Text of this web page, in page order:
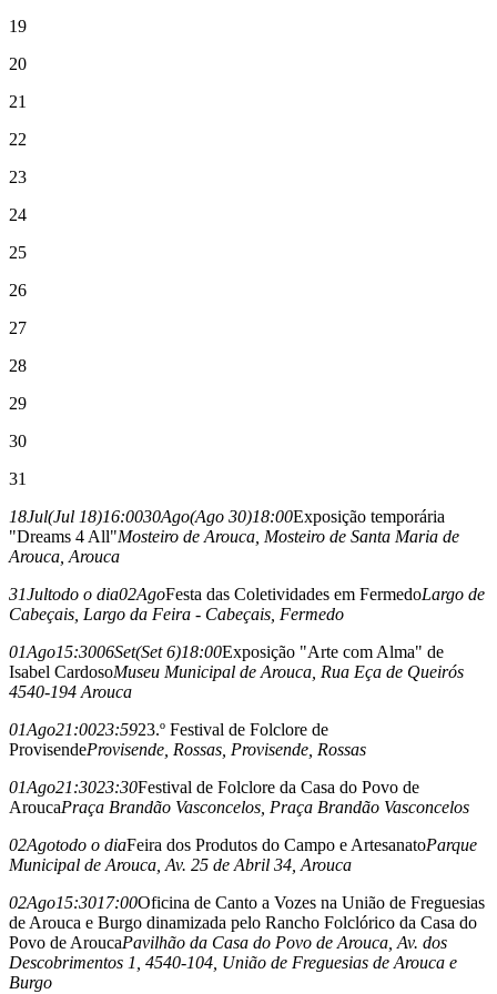
19
20
21
22
23
24
25
26
27
28
29
30
31
18Jul(Jul 18)16:0030Ago(Ago 30)18:00Exposição temporária
"Dreams 4 All"Mosteiro de Arouca , Mosteiro de Santa Maria de
Arouca, Arouca
31Jultodo o dia02AgoFesta das Coletividades em FermedoLargo de
Cabeçais , Largo da Feira - Cabeçais, Fermedo
01Ago15:3006Set(Set 6)18:00Exposição "Arte com Alma" de
Isabel CardosoMuseu Municipal de Arouca , Rua Eça de Queirós
4540-194 Arouca
01Ago21:0023:5923.º Festival de Folclore de
ProvisendeProvisende, Rossas , Provisende, Rossas
01Ago21:3023:30Festival de Folclore da Casa do Povo de
AroucaPraça Brandão Vasconcelos , Praça Brandão Vasconcelos
02Agotodo o diaFeira dos Produtos do Campo e ArtesanatoParque
Municipal de Arouca , Av. 25 de Abril 34, Arouca
02Ago15:3017:00Oficina de Canto a Vozes na União de Freguesias
de Arouca e Burgo dinamizada pelo Rancho Folclórico da Casa do
Povo de AroucaPavilhão da Casa do Povo de Arouca , Av. dos
Descobrimentos 1, 4540-104, União de Freguesias de Arouca e
Burgo